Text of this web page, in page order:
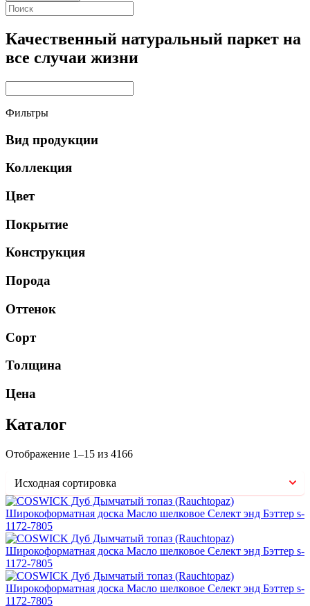
Качественный натуральный паркет на
все случаи жизни
Фильтры
Вид продукции
Коллекция
Цвет
Покрытие
Конструкция
Порода
Оттенок
Сорт
Толщина
Цена
Каталог
Отображение 1–15 из 4166